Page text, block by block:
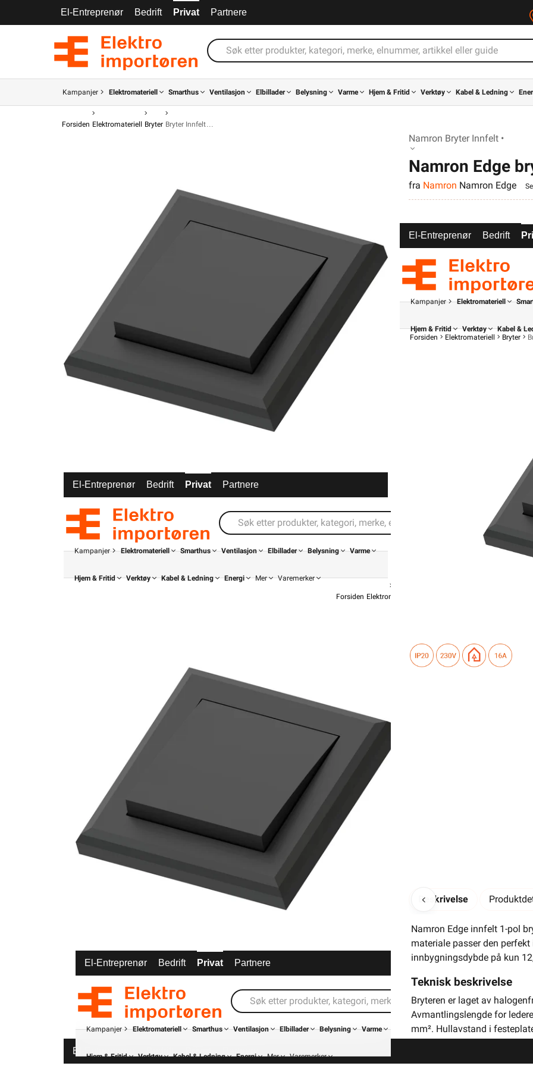
El-Entreprenør Bedrift Privat Partnere
Kampanjer Elektromateriell Smarthus Ventilasjon Elbillader Belysning Varme Hjem & Fritid Verktøy Kabel & Ledning
Forsiden Elektromateriell Bryter Bryter Innfelt
Namron Bryter Innfelt •
Namron Edge
fra Namron Namron Edge
El-Entreprenør Bedrift Privat Partnere
Kampanjer Elektromateriell Smarthus Ventilasjon Elbillader Belysning Varme
Hjem & Fritid Verktøy Kabel & Ledning Energi Mer Varemerker
Forsiden Elektromateriell
Namron Edge
fra
El-Entreprenør Bedrift Privat Partnere
Kampanjer Elektromateriell Smarthus Ventilasjon Elbillader Belysning Varme
Hjem & Fritid Verktøy Kabel & Ledning Energi Mer Varemerker
El-Entreprenør Bedrift
Kampanjer Elektromateriell
Hjem & Fritid Verktøy Kabel &
Forsiden
Elektromateriell Bryter
Beskrivelse
Namron Edge innfelt 1-pol
materiale passer den
innbygningsdybde på kun
Teknisk beskrivelse
Bryteren er laget av
Avmantlingslengde for
mm². Hullavstand i
El-Entreprenør